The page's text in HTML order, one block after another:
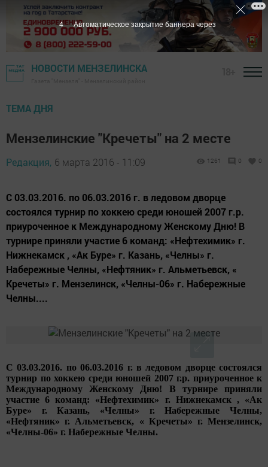
НОВОСТИ МЕНЗЕЛИНСКА
ТЕМА ДНЯ
Мензелинские "Кречеты" на 2 месте
Редакция, 6 марта 2016 - 11:09 1261 0 0
С 03.03.2016. по 06.03.2016 г. в ледовом дворце
состоялся турнир по хоккею среди юношей 2007 г.р.
приуроченное к Международному Женскому Дню! В
турнире приняли участие 6 команд: «Нефтехимик» г.
Нижнекамск , «Ак Буре» г. Казань, «Челны» г.
Набережные Челны, «Нефтяник» г. Альметьевск, «
Кречеты» г. Мензелинск, «Челны-06» г. Набережные
Челны....
С 03.03.2016. по 06.03.2016 г. в ледовом дворце состоялся
турнир по хоккею среди юношей 2007 г.р. приуроченное к
Международному Женскому Дню! В турнире приняли
участие 6 команд: «Нефтехимик» г. Нижнекамск , «Ак
Буре» г. Казань, «Челны» г. Набережные Челны,
«Нефтяник» г. Альметьевск, « Кречеты» г. Мензелинск,
«Челны-06» г. Набережные Челны.
3 Автоматическое закрытие баннера через